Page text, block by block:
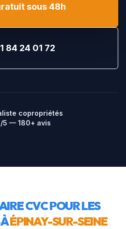
sous 48h
84 24 01 72
copropriétés
5 — 180+ avis
CVC POUR LES
ÉPINAY-SUR-SEINE